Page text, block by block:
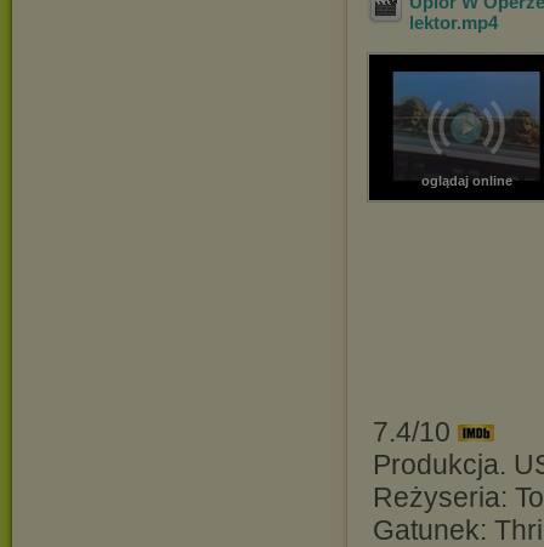
lektor.mp4
oglądaj online
7.4/10
Produkcja.
Reżyseria:
Gatunek: